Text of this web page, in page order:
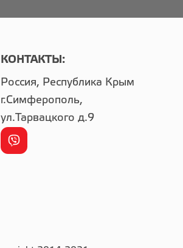
КОНТАКТЫ:
Россия, Республика Крым
г.Симферополь,
ул.Тарвацкого д.9